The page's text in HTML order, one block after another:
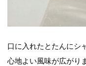
口に入れたとたんにシ
心地よい風味が広がり